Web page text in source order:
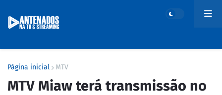
Página inicial MTV
MTV Miaw terá transmissão no